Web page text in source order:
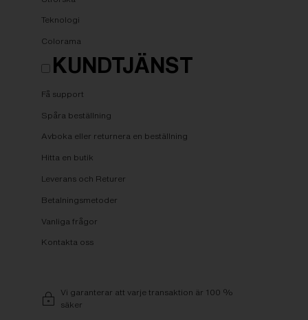
Teknologi
Colorama
KUNDTJÄNST
Få support
Spåra beställning
Avboka eller returnera en beställning
Hitta en butik
Leverans och Returer
Betalningsmetoder
Vanliga frågor
Kontakta oss
Vi garanterar att varje transaktion är 100 %
säker